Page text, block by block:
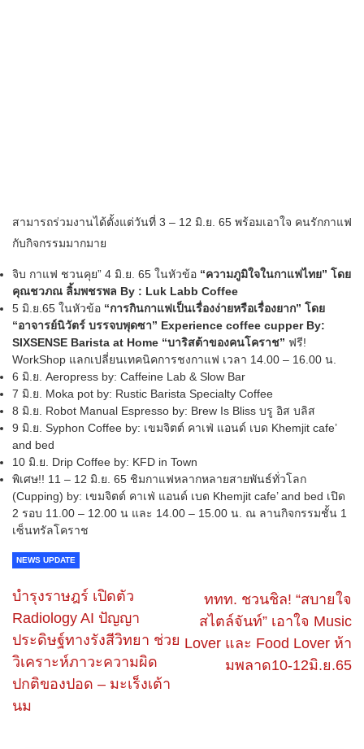
สามารถร่วมงานได้ตั้งแต่วันที่ 3 – 12 มิ.ย. 65 พร้อมเอาใจ คนรักกาแฟ
กับกิจกรรมมากมาย
จิบ กาแฟ ชวนคุย” 4 มิ.ย. 65 ในหัวข้อ “ความภูมิใจในกาแฟไทย” โดย
คุณชวภณ ลิ้มพชรพล By : Luk Labb Coffee
5 มิ.ย.65 ในหัวข้อ “การกินกาแฟเป็นเรื่องง่ายหรือเรื่องยาก” โดย
“อาจารย์นิวัตร์ บรรจบพุดซา” Experience coffee cupper By:
SIXSENSE Barista at Home “บาริสต้าของคนโคราช” ฟรี!
WorkShop แลกเปลี่ยนเทคนิคการชงกาแฟ เวลา 14.00 – 16.00 น.
6 มิ.ย. Aeropress by: Caffeine Lab & Slow Bar
7 มิ.ย. Moka pot by: Rustic Barista Specialty Coffee
8 มิ.ย. Robot Manual Espresso by: Brew Is Bliss บรู อิส บลิส
9 มิ.ย. Syphon Coffee by: เขมจิตต์ คาเฟ่ แอนด์ เบด Khemjit cafe’
and bed
10 มิ.ย. Drip Coffee by: KFD in Town
พิเศษ!! 11 – 12 มิ.ย. 65 ชิมกาแฟหลากหลายสายพันธ์ทั่วโลก
(Cupping) by: เขมจิตต์ คาเฟ่ แอนด์ เบด Khemjit cafe’ and bed เปิด
2 รอบ 11.00 – 12.00 น และ 14.00 – 15.00 น. ณ ลานกิจกรรมชั้น 1
เซ็นทรัลโคราช
NEWS UPDATE
บำรุงราษฎร์ เปิดตัว
Radiology AI ปัญญา
ประดิษฐ์ทางรังสีวิทยา ช่วย
วิเคราะห์ภาวะความผิด
ปกติของปอด – มะเร็งเต้า
นม
ททท. ชวนชิล! “สบายใจ
สไตล์จันท์” เอาใจ Music
Lover และ Food Lover ห้า​
มพลาด​​10-12มิ.​ย.65